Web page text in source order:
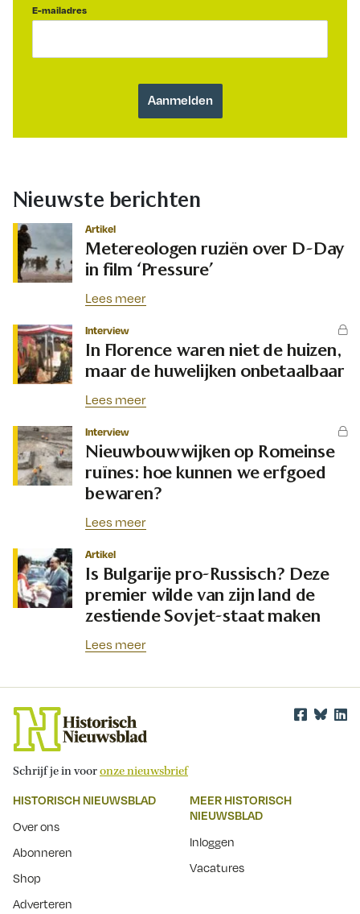
E-mailadres
Nieuwste berichten
Artikel
Metereologen ruziën over D-Day
in film ‘Pressure’
Lees meer
Interview
In Florence waren niet de huizen,
maar de huwelijken onbetaalbaar
Lees meer
Interview
Nieuwbouwwijken op Romeinse
ruïnes: hoe kunnen we erfgoed
bewaren?
Lees meer
Artikel
Is Bulgarije pro-Russisch? Deze
premier wilde van zijn land de
zestiende Sovjet-staat maken
Lees meer
Schrijf je in vooronze nieuwsbrief
HISTORISCH NIEUWSBLAD
Over ons
Abonneren
Shop
Adverteren
MEER HISTORISCH
NIEUWSBLAD
Inloggen
Vacatures